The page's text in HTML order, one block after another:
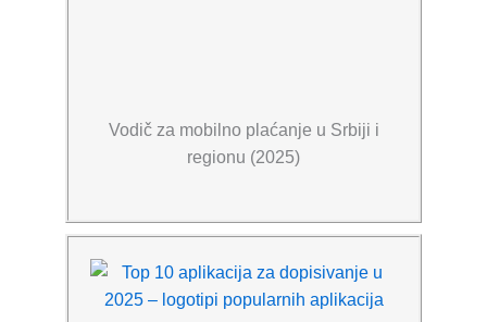
Vodič za mobilno plaćanje u Srbiji i
regionu (2025)